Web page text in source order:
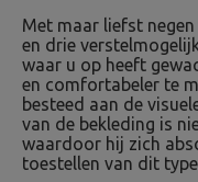
Met maar liefst
en drie
waar u op heeft
en comfortabeler te
besteed aan de
van de bekleding is
waardoor hij zich
toestellen van dit